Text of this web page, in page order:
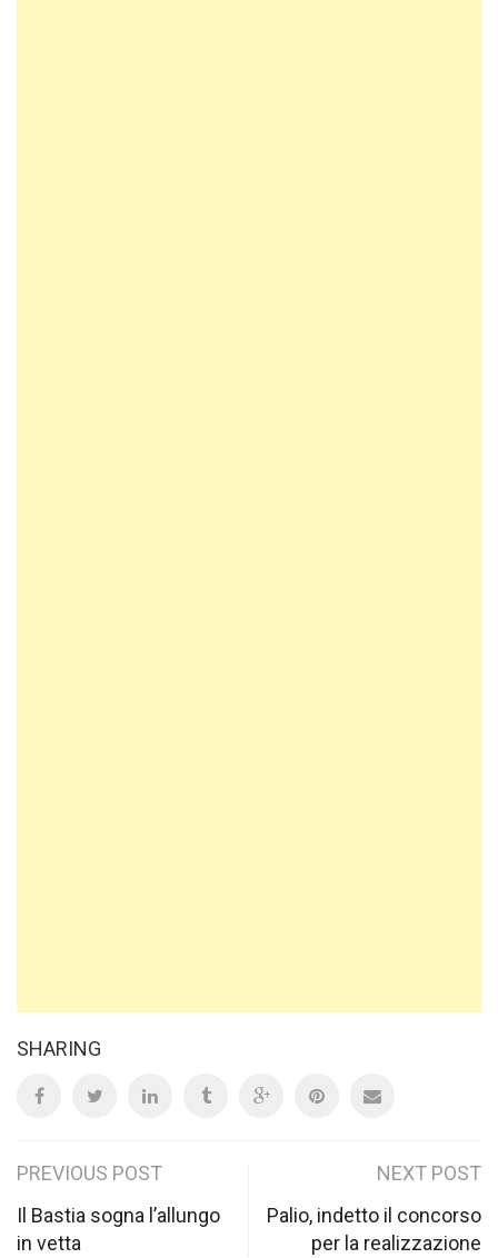
SHARING
Post
navigation
PREVIOUS POST
Il Bastia sogna l’allungo
in vetta
NEXT POST
Palio, indetto il concorso
per la realizzazione